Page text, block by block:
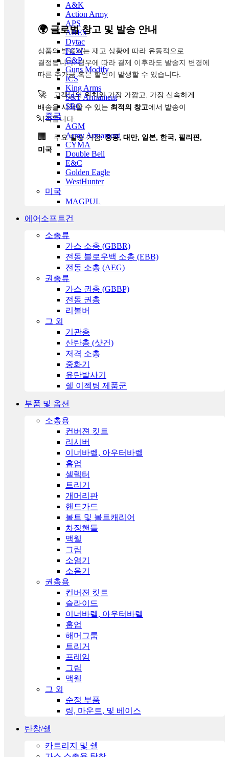
🌍 글로벌 창고 및 발송 안내
상품의 발송지는 재고 상황에 따라 유동적으로
결정됩니다. 경우에 따라 결제 이후라도 발송지 변경에
따른 추가금 혹은 할인이 발생할 수 있습니다.
🚀
고객님의 위치와 가장 가깝고, 가장 신속하게
배송을 시작할 수 있는 최적의 창고에서 발송이
시작됩니다.
🏢 주요 발송 거점:홍콩, 대만, 일본, 한국, 필리핀,
미국
A&K
Action Army
APS
ARES
Dytac
FCW
G&P
Guns Modify
ICS
King Arms
S&T Armament
SRC
중국
AGM
Army Armament
CYMA
Double Bell
E&C
Golden Eagle
WestHunter
미국
MAGPUL
에어소프트건
소총류
가스 소총 (GBBR)
전동 블로우백 소총 (EBB)
전동 소총 (AEG)
권총류
가스 권총 (GBBP)
전동 권총
리볼버
그 외
기관총
산탄총 (샷건)
저격 소총
중화기
유탄발사기
쉘 이젝팅 제품군
부품 및 옵션
소총용
컨버젼 킷트
리시버
이너바렐, 아우터바렐
홉업
셀렉터
트리거
개머리판
핸드가드
볼트 및 볼트캐리어
차징핸들
맥웰
그립
소염기
소음기
권총용
컨버젼 킷트
슬라이드
이너바렐, 아우터바렐
홉업
해머그룹
트리거
프레임
그립
맥웰
그 외
순정 부품
링, 마운트, 및 베이스
탄창/쉘
카트리지 및 쉘